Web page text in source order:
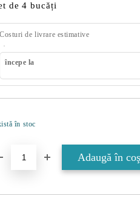
de4 bucăți
Costuri de livrare estimative
începe la
în stoc